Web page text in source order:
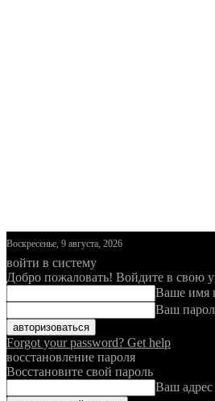
Воскресенье, 9 августа, 2026
войти в систему
Добро пожаловать! Войдите в свою
Ваше имя
Ваш
Forgot your password? Get help
восстановление пароля
Восстановите свой пароль
Ваш